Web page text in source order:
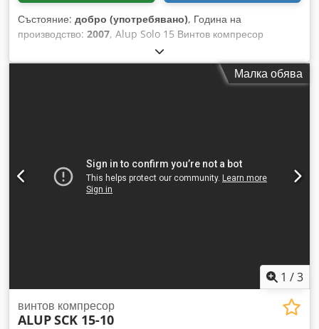
Състояние: добро (употребявано), Година на
производство: 2007, Alup Solo 15 Винтов компресор
Напълно автоматична, вътрешно напълно окомплектована
и окабелена компактна система, едностъпално маслено
инжектирано сгъстяване, въздушно охлаждане,Малка обява
1 /3
винтов компресор
ALUPSCK 15-10